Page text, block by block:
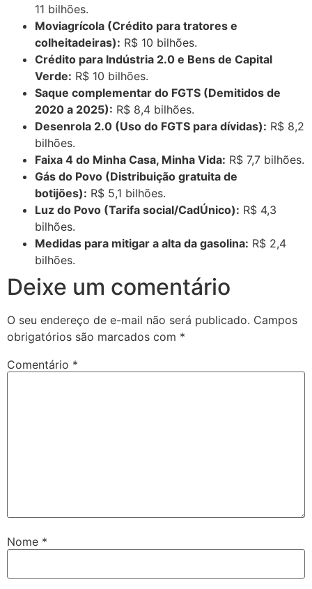
11 bilhões.
Moviagrícola (Crédito para tratores e
colheitadeiras): R$ 10 bilhões.
Crédito para Indústria 2.0 e Bens de Capital
Verde: R$ 10 bilhões.
Saque complementar do FGTS (Demitidos de
2020 a 2025): R$ 8,4 bilhões.
Desenrola 2.0 (Uso do FGTS para dívidas): R$ 8,2
bilhões.
Faixa 4 do Minha Casa, Minha Vida: R$ 7,7 bilhões.
Gás do Povo (Distribuição gratuita de
botijões): R$ 5,1 bilhões.
Luz do Povo (Tarifa social/CadÚnico): R$ 4,3
bilhões.
Medidas para mitigar a alta da gasolina: R$ 2,4
bilhões.
Deixe um comentário
O seu endereço de e-mail não será publicado. Campos
obrigatórios são marcados com *
Comentário *
Nome *